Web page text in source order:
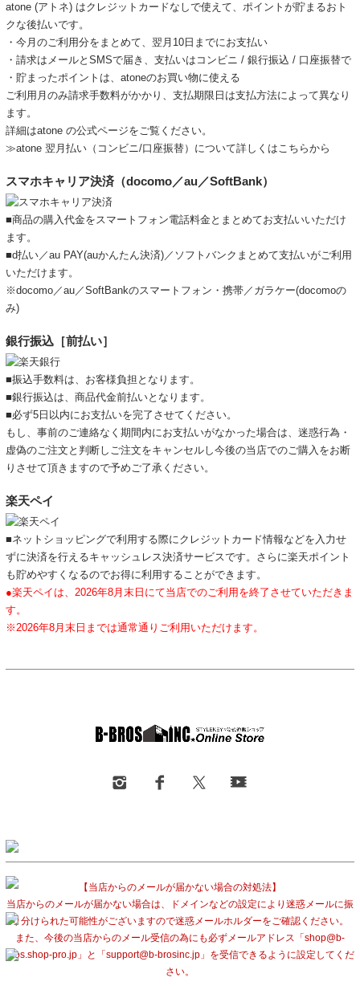
atone (アトネ) はクレジットカードなしで使えて、ポイントが貯まるおト
クな後払いです。
・今月のご利用分をまとめて、翌月10日までにお支払い
・請求はメールとSMSで届き、支払いはコンビニ / 銀行振込 / 口座振替で
・貯まったポイントは、atoneのお買い物に使える
ご利用月のみ請求手数料がかかり、支払期限日は支払方法によって異なり
ます。
詳細はatone の公式ページをご覧ください。
≫atone 翌月払い（コンビニ/口座振替）について詳しくはこちらから
スマホキャリア決済（docomo／au／SoftBank）
■商品の購入代金をスマートフォン電話料金とまとめてお支払いいただけ
ます。
■d払い／au PAY(auかんたん決済)／ソフトバンクまとめて支払いがご利用
いただけます。
※docomo／au／SoftBankのスマートフォン・携帯／ガラケー(docomoの
み)
銀行振込［前払い］
■振込手数料は、お客様負担となります。
■銀行振込は、商品代金前払いとなります。
■必ず5日以内にお支払いを完了させてください。
もし、事前のご連絡なく期間内にお支払いがなかった場合は、迷惑行為・
虚偽のご注文と判断しご注文をキャンセルし今後の当店でのご購入をお断
りさせて頂きますので予めご了承ください。
楽天ペイ
■ネットショッピングで利用する際にクレジットカード情報などを入力せ
ずに決済を行えるキャッシュレス決済サービスです。さらに楽天ポイント
も貯めやすくなるのでお得に利用することができます。
●楽天ペイは、2026年8月末日にて当店でのご利用を終了させていただきま
す。
※2026年8月末日までは通常通りご利用いただけます。
【当店からのメールが届かない場合の対処法】
当店からのメールが届かない場合は、ドメインなどの設定により迷惑メールに振
り分けられた可能性がございますので迷惑メールホルダーをご確認ください。
また、今後の当店からのメール受信の為にも必ずメールアドレス「shop@b-
bros.shop-pro.jp」と「support@b-brosinc.jp」を受信できるように設定してくだ
さい。